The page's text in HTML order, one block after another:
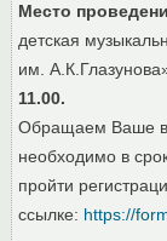
Место
детская
им.
11.00.
Обращаем Ваше
необходимо в
пройти
ссылке: https://